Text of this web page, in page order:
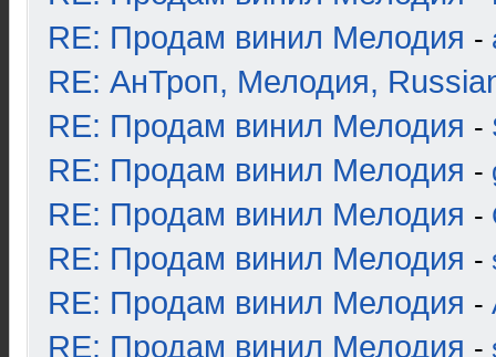
RE: Продам винил Мелодия -
RE: АнТроп, Мелодия,
RE: Продам винил Мелодия -
RE: Продам винил Мелодия -
RE: Продам винил Мелодия -
RE: Продам винил Мелодия -
RE: Продам винил Мелодия -
RE: Продам винил Мелодия -